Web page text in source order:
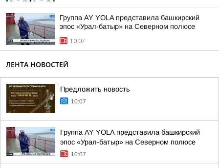
Группа AY YOLA представила башкирский
эпос «Урал-батыр» на Северном полюсе
10:07
ЛЕНТА НОВОСТЕЙ
Предложить новость
10:07
Группа AY YOLA представила башкирский
эпос «Урал-батыр» на Северном полюсе
10:07